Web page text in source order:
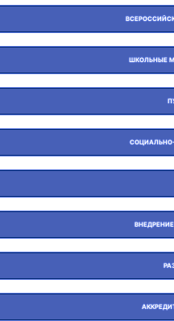
ШКОЛЬНЫЕ